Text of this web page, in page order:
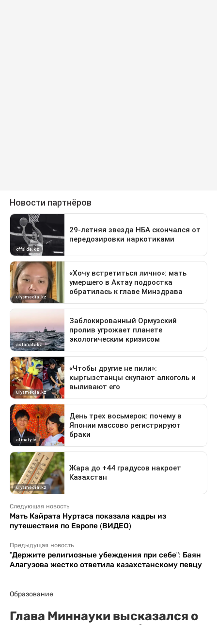
Следующая новость
Мать Кайрата Нуртаса показала кадры из
путешествия по Европе (ВИДЕО)
Предыдущая новость
"Держите религиозные убеждения при себе": Баян
Алагузова жестко ответила казахстанскому певцу
Образование
Глава Миннауки высказался о